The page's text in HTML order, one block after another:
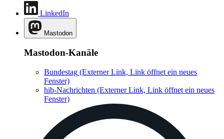
LinkedIn
Mastodon
Mastodon-Kanäle
Bundestag (Externer Link, Link öffnet ein neues
Fenster)
hib-Nachrichten (Externer Link, Link öffnet ein neues
Fenster)